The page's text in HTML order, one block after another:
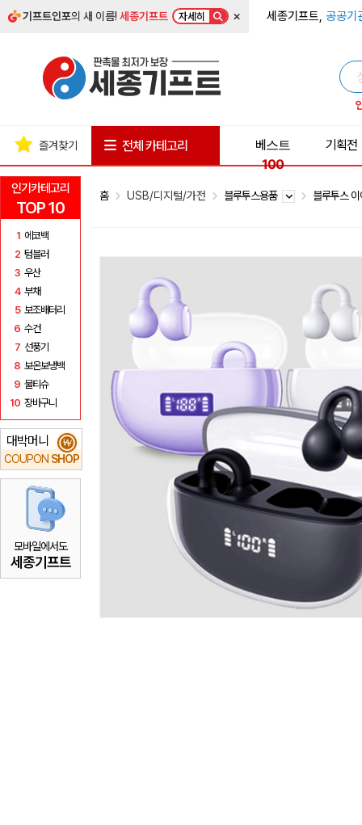
기프트인포의 새 이름!세종기프트 자세히 × 세종기프트, 공공기
인기카테고리
TOP 10
1 에코백
2 텀블러
3 우산
4 부채
5 보조배터리
6 수건
7 선풍기
8 보온보냉백
9 물티슈
10 장바구니
대박머니
COUPON SHOP
₩
모바일에서도
세종기프트
즐겨찾기 전체 카테고리
베스트
100
기획전
홈 USB/디지털/가전 블루투스용품 블루투스